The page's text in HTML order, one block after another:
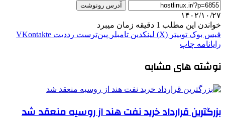
آدرس رونوشت
۱۴۰۲/۱۰/۲۷
خواندن این مطلب 1 دقیقه زمان میبرد
فیس بوک توییتر (X) لینکدین ‫تامبلر ‫پین‌ترست ‫رددیت ‫VKontakte
رایانامه چاپ
نوشته های مشابه
بزرگترین قرارداد خرید نفت هند از روسیه منعقد شد